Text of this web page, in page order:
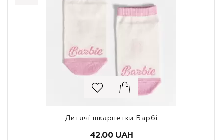
Дитячі шкарпетки Барбі
42.00 UAH